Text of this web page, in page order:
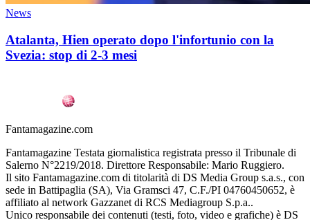
News
Atalanta, Hien operato dopo l'infortunio con la
Svezia: stop di 2-3 mesi
Fantamagazine.com
Fantamagazine Testata giornalistica registrata presso il Tribunale di
Salerno N°2219/2018. Direttore Responsabile: Mario Ruggiero.
Il sito Fantamagazine.com di titolarità di DS Media Group s.a.s., con
sede in Battipaglia (SA), Via Gramsci 47, C.F./PI 04760450652, è
affiliato al network Gazzanet di RCS Mediagroup S.p.a..
Unico responsabile dei contenuti (testi, foto, video e grafiche) è DS